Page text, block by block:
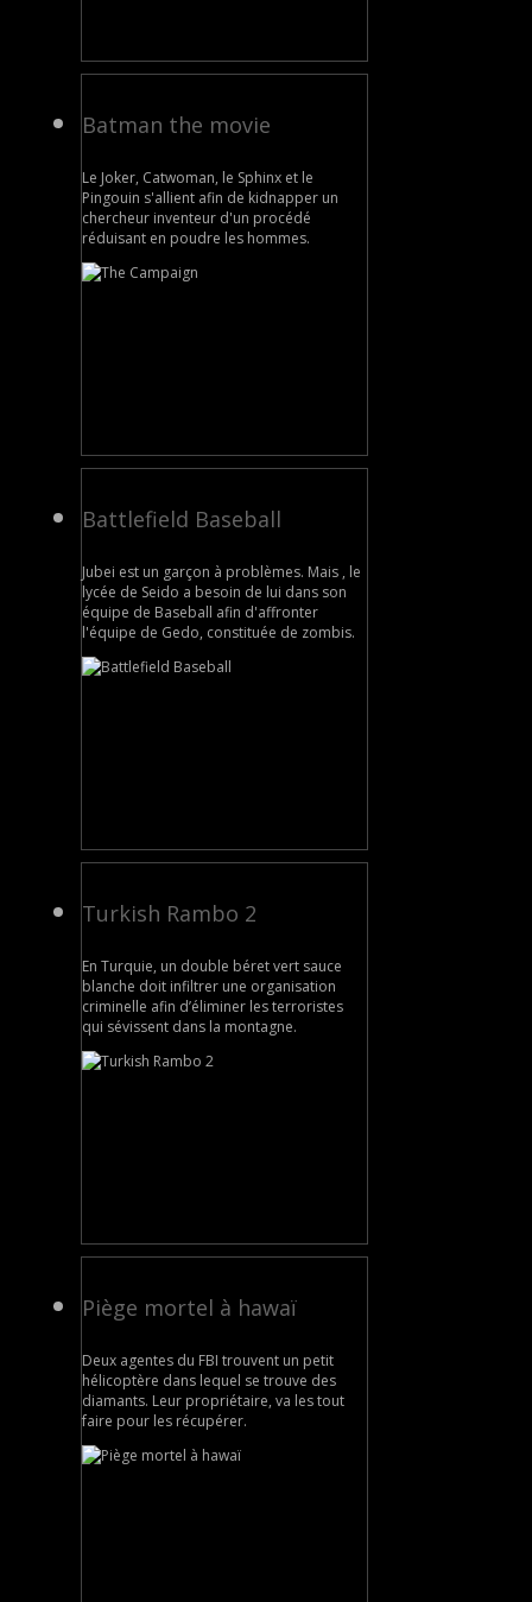
Batman the movie
Le Joker, Catwoman, le Sphinx et le
Pingouin s'allient afin de kidnapper un
chercheur inventeur d'un procédé
réduisant en poudre les hommes.
Battlefield Baseball
Jubei est un garçon à problèmes. Mais , le
lycée de Seido a besoin de lui dans son
équipe de Baseball afin d'affronter
l'équipe de Gedo, constituée de zombis.
Turkish Rambo 2
En Turquie, un double béret vert sauce
blanche doit infiltrer une organisation
criminelle afin d’éliminer les terroristes
qui sévissent dans la montagne.
Piège mortel à hawaï
Deux agentes du FBI trouvent un petit
hélicoptère dans lequel se trouve des
diamants. Leur propriétaire, va les tout
faire pour les récupérer.